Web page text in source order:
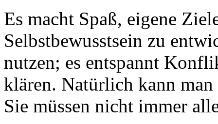
Es macht Spaß, eigene
Selbstbewusstsein zu
nutzen; es entspannt
klären. Natürlich kann
Sie müssen nicht immer